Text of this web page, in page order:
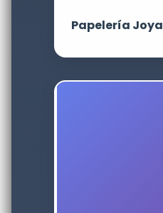
Papelería Joya